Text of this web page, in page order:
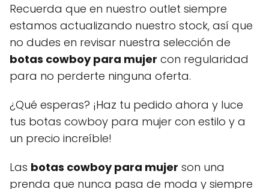
Recuerda que en nuestro outlet siempre
estamos actualizando nuestro stock, así que
no dudes en revisar nuestra selección de
botas cowboy para mujer con regularidad
para no perderte ninguna oferta.
¿Qué esperas? ¡Haz tu pedido ahora y luce
tus botas cowboy para mujer con estilo y a
un precio increíble!
Las botas cowboy para mujer son una
prenda que nunca pasa de moda y siempre